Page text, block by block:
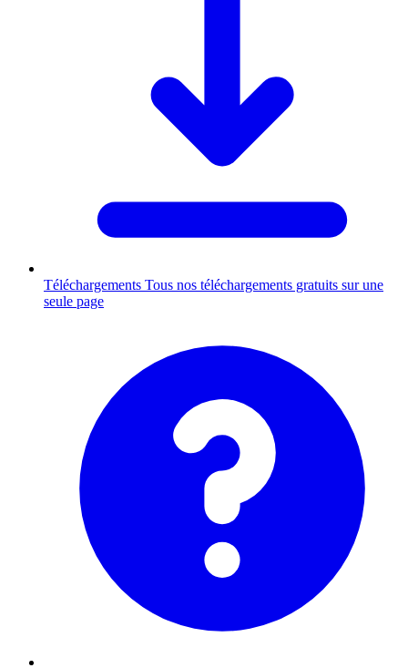
Téléchargements Tous nos téléchargements gratuits sur une
seule page